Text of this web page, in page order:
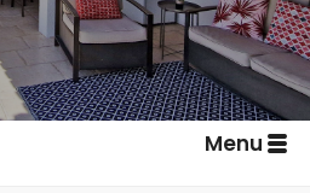
Menu